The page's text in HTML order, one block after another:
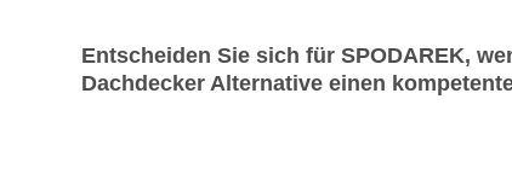
Entscheiden Sie sich für SPODAREK,
Dachdecker Alternative einen